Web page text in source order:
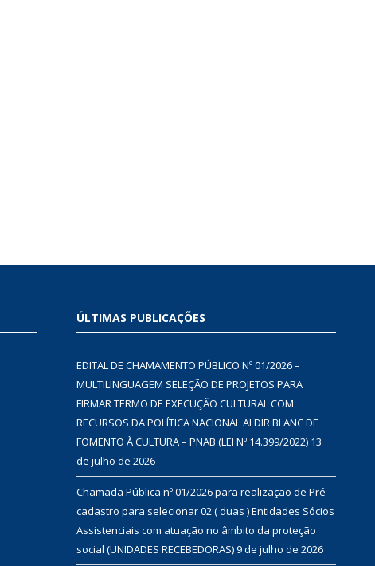
ÚLTIMAS PUBLICAÇÕES
EDITAL DE CHAMAMENTO PÚBLICO Nº 01/2026 –
MULTILINGUAGEM SELEÇÃO DE PROJETOS PARA
FIRMAR TERMO DE EXECUÇÃO CULTURAL COM
RECURSOS DA POLÍTICA NACIONAL ALDIR BLANC DE
FOMENTO À CULTURA – PNAB (LEI Nº 14.399/2022) 13
de julho de 2026
Chamada Pública nº 01/2026 para realização de Pré-
cadastro para selecionar 02 ( duas ) Entidades Sócios
Assistenciais com atuação no âmbito da proteção
social (UNIDADES RECEBEDORAS)9 de julho de 2026